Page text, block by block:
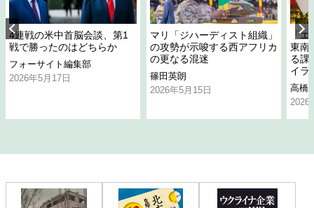
4連戦の米中首脳会談、第1
戦で勝ったのはどちらか
フォーサイト編集部
2026年5月17日
マリ「ジハーディスト組織」
の攻勢が示唆する西アフリカ
の更なる混迷
篠田英朗
2026年5月15日
「
東南
る課
イラ
高橋
2026